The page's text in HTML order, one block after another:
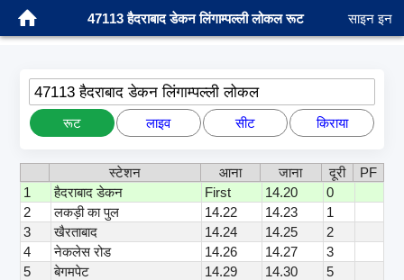
47113 हैदराबाद डेकन लिंगाम्पल्ली लोकल रूट साइन इन
47113 हैदराबाद डेकन लिंगाम्पल्ली लोकल
रूट लाइव सीट किराया
स्टेशन आना जाना दूरी
PF
1
हैदराबाद डेकन First 14.20
0
2
लकड़ी का पुल 14.22 14.23
1
3
खैरताबाद 14.24 14.25
2
4
नेकलेस रोड 14.26 14.27
3
5
बेगमपेट 14.29 14.30
5